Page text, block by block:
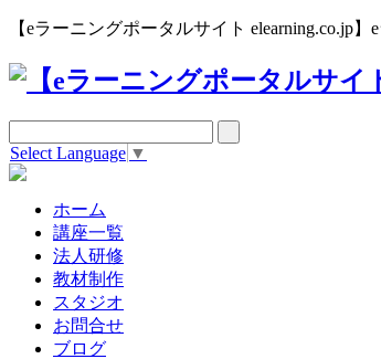
【eラーニングポータルサイト elearning.co.jp
Select Language ▼
ホーム
講座一覧
法人研修
教材制作
スタジオ
お問合せ
ブログ